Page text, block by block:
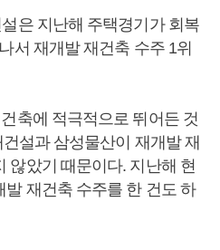
은 지난해 주택경기가 회복
서 재개발 재건축 수주 1위
축에 적극적으로 뛰어든 것
설과 삼성물산이 재개발 재
않았기 때문이다. 지난해 현
재건축 수주를 한 건도 하